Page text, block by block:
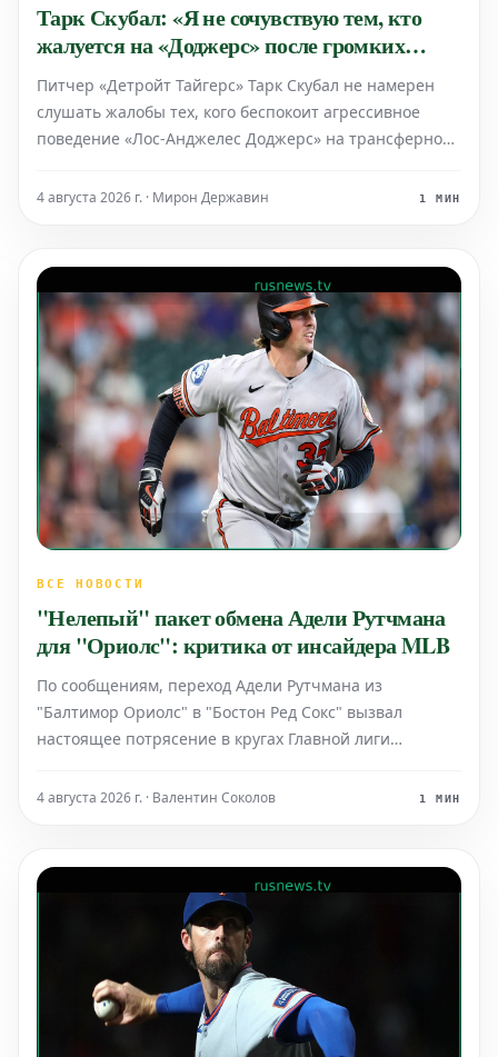
Тарк Скубал: «Я не сочувствую тем, кто
жалуется на «Доджерс» после громких
обменов»
Питчер «Детройт Тайгерс» Тарк Скубал не намерен
слушать жалобы тех, кого беспокоит агрессивное
поведение «Лос-Анджелес Доджерс» на трансферном
звездных игроков.
4 августа 2026 г. · Мирон Державин 1 МИН
ВСЕ НОВОСТИ
"Нелепый" пакет обмена Адели Рутчмана
для "Ориолс": критика от инсайдера MLB
По сообщениям, переход Адели Рутчмана из
"Балтимор Ориолс" в "Бостон Ред Сокс" вызвал
настоящее потрясение в кругах Главной лиги
предложенный пакет активов, который должен был
4 августа 2026 г. · Валентин Соколов 1 МИН